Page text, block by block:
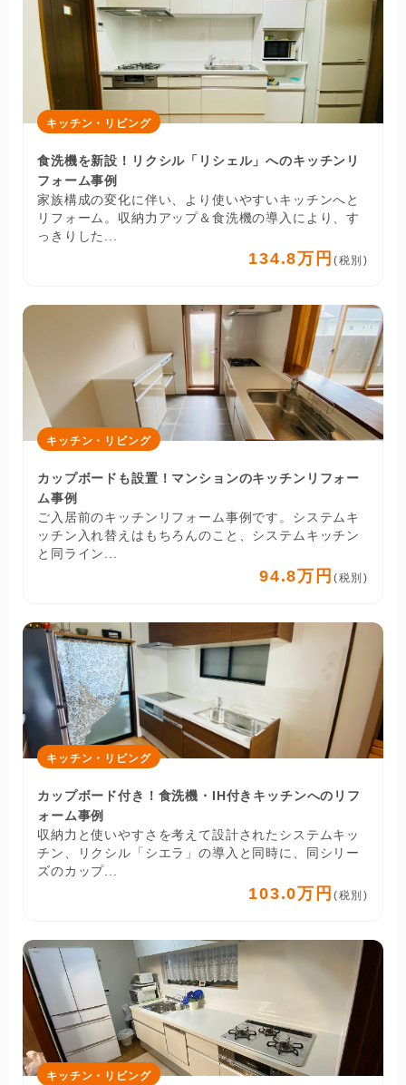
キッチン・リビング
食洗機を新設！リクシル「リシェル」へのキッチンリ
フォーム事例
家族構成の変化に伴い、より使いやすいキッチンへと
リフォーム。収納力アップ＆食洗機の導入により、す
っきりした...
134.8万円 (税別)
キッチン・リビング
カップボードも設置！マンションのキッチンリフォー
ム事例
ご入居前のキッチンリフォーム事例です。システムキ
ッチン入れ替えはもちろんのこと、システムキッチン
と同ライン...
94.8万円 (税別)
キッチン・リビング
カップボード付き！食洗機・IH付きキッチンへのリフ
ォーム事例
収納力と使いやすさを考えて設計されたシステムキッ
チン、リクシル「シエラ」の導入と同時に、同シリー
ズのカップ...
103.0万円 (税別)
キッチン・リビング